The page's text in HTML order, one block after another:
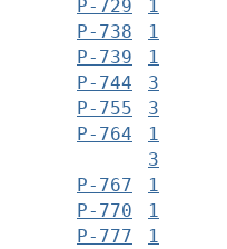
Р-729
1
Р-738
1
Р-739
1
Р-744
3
Р-755
3
Р-764
1
3
Р-767
1
Р-770
1
Р-777
1